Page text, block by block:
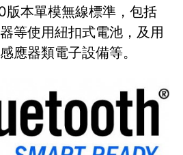
版本單模無線標準，包括
等使用紐扣式電池，及用
應器類電子設備等。